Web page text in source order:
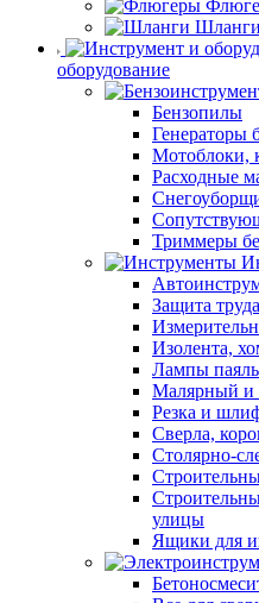
Шланги
оборудование
Бензопилы
Генераторы
Мотоблоки,
Расходные
Триммеры
Защита труда
Изолента,
Лампы
Малярный и
Резка и
Сверла,
Столярно-
улицы
Ящики для